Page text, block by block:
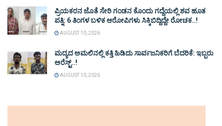
ಪ್ರಿಯಕರನ ಜೊತೆ ಸೇರಿ ಗಂಡನ ಕೊಂದು ಗದ್ದೆಯಲ್ಲಿ ಶವ ಹೂತ
ಪತ್ನಿ: 6 ತಿಂಗಳ ಬಳಿಕ ಆರೋಪಿಗಳು ಸಿಕ್ಕಿಬಿದ್ದಿದ್ದೇ ರೋಚಕ..!
AUGUST 10, 2026
ಮದ್ಯದ ಅಮಲಿನಲ್ಲಿ ಕತ್ತಿ ಹಿಡಿದು ಸಾರ್ವಜನಿಕರಿಗೆ ಬೆದರಿಕೆ: ಇಬ್ಬರು
ಅರೆಸ್ಟ್..!
AUGUST 10, 2026